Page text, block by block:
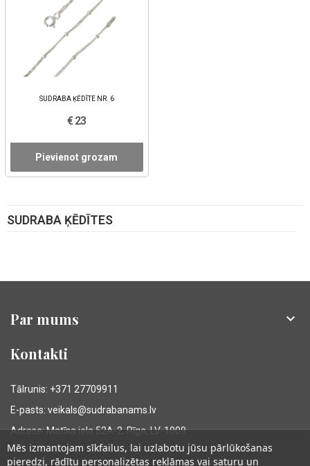
SUDRABA ĶĒDĪTES
SUDRABA ĶĒDĪTE NR. 6
€ 23
Pievienot grozam
Par mums 
Kontakti
Tālrunis: +371 27709911
E-pasts: veikals@sudrabanams.lv
Adrese: Matīsa iela 52A-2, Rīga, LV-1009
Mēs izmantojam sīkfailus, lai uzlabotu jūsu pārlūkošanas
pieredzi, rādītu personalizētas reklāmas vai saturu un